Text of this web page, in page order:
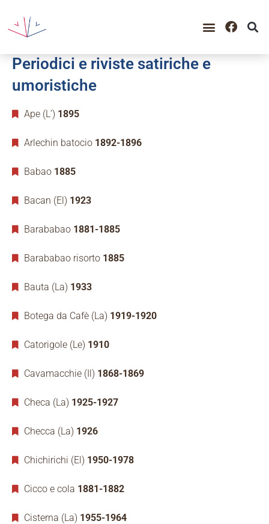
Periodici e riviste satiriche e
umoristiche
Ape (L’) 1895
Arlechin batocio 1892-1896
Babao 1885
Bacan (El) 1923
Barababao 1881-1885
Barababao risorto 1885
Bauta (La) 1933
Botega da Cafè (La) 1919-1920
Catorigole (Le) 1910
Cavamacchie (Il) 1868-1869
Checa (La) 1925-1927
Checca (La) 1926
Chichirichi (El) 1950-1978
Cicco e cola 1881-1882
Cisterna (La) 1955-1964